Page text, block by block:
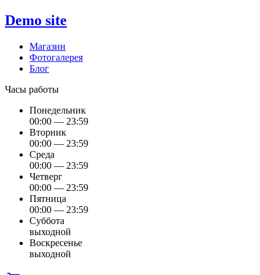
Demo site
Магазин
Фотогалерея
Блог
Часы работы
Понедельник
00:00 — 23:59
Вторник
00:00 — 23:59
Среда
00:00 — 23:59
Четверг
00:00 — 23:59
Пятница
00:00 — 23:59
Суббота
выходной
Воскресенье
выходной